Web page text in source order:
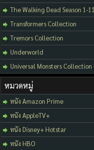
The Walking Dead Season 1-11
Transformers Collection
Tremors Collection
Underworld
Universal Monsters Collection
หมวดหมู่
หนัง Amazon Prime
หนัง AppleTV+
หนัง Disney+ Hotstar
หนัง HBO